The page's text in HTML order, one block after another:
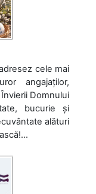
cele mai
angajaților,
Domnului
bucurie și
alături